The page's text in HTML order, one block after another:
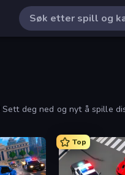
deg ned og nyt å spille
Top